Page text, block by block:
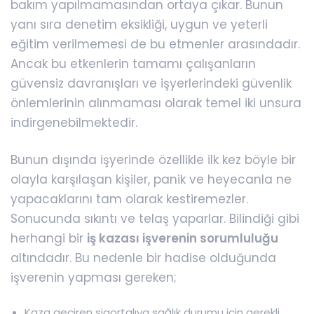
bakım yapılmamasından ortaya çıkar. Bunun
yanı sıra denetim eksikliği, uygun ve yeterli
eğitim verilmemesi de bu etmenler arasındadır.
Ancak bu etkenlerin tamamı çalışanların
güvensiz davranışları ve işyerlerindeki güvenlik
önlemlerinin alınmaması olarak temel iki unsura
indirgenebilmektedir.
Bunun dışında işyerinde özellikle ilk kez böyle bir
olayla karşılaşan kişiler, panik ve heyecanla ne
yapacaklarını tam olarak kestiremezler.
Sonucunda sıkıntı ve telaş yaparlar. Bilindiği gibi
herhangi bir iş kazası işverenin sorumluluğu
altındadır. Bu nedenle bir hadise olduğunda
işverenin yapması gereken;